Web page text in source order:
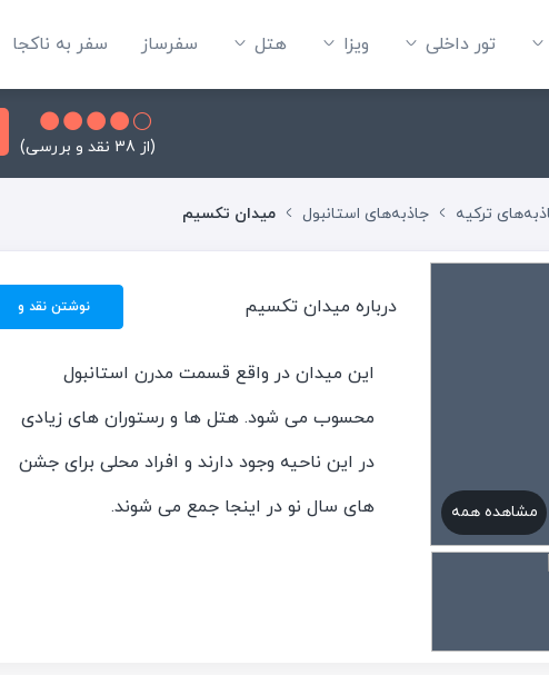
تور داخلی ویزا هتل‌ سفرساز سفر به ناکجا
(از 38 نقد و بررسی)
ترکیه جاذبه‌های استانبول میدان تکسیم
مشاهده همه
درباره میدان تکسیم
نوشتن نقد و
این میدان در واقع قسمت مدرن استانبول
محسوب می شود. هتل ها و رستوران های زیادی
در این ناحیه وجود دارند و افراد محلی برای جشن
های سال نو در اینجا جمع می شوند.